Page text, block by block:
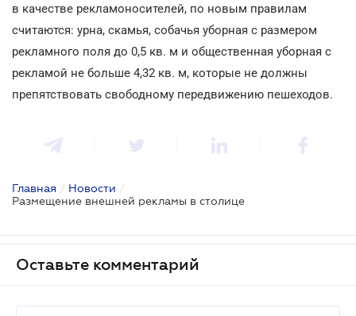
в качестве рекламоносителей, по новым правилам
считаются: урна, скамья, собачья уборная с размером
рекламного поля до 0,5 кв. м и общественная уборная с
рекламой не больше 4,32 кв. м, которые не должны
препятствовать свободному передвижению пешеходов.
Главная / Новости /
Размещение внешней рекламы в столице
Оставьте комментарий